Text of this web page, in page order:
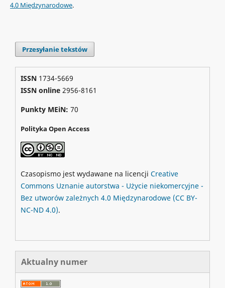
4.0 Międzynarodowe.
Przesyłanie tekstów
ISSN 1734-5669
ISSN online2956-8161
Punkty MEiN: 70
Polityka Open Access
Czasopismo jest wydawane na licencji Creative
Commons Uznanie autorstwa - Użycie niekomercyjne -
Bez utworów zależnych 4.0 Międzynarodowe (CC BY-
NC-ND 4.0).
Aktualny numer